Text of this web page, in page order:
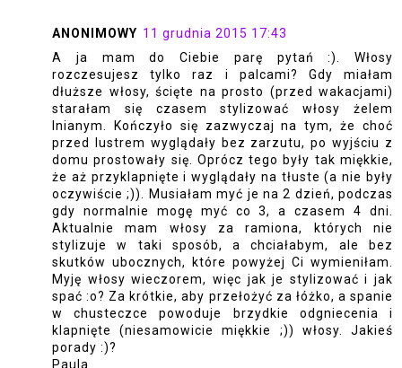
ANONIMOWY 11 grudnia 2015 17:43
A ja mam do Ciebie parę pytań :). Włosy
rozczesujesz tylko raz i palcami? Gdy miałam
dłuższe włosy, ścięte na prosto (przed wakacjami)
starałam się czasem stylizować włosy żelem
lnianym. Kończyło się zazwyczaj na tym, że choć
przed lustrem wyglądały bez zarzutu, po wyjściu z
domu prostowały się. Oprócz tego były tak miękkie,
że aż przyklapnięte i wyglądały na tłuste (a nie były
oczywiście ;)). Musiałam myć je na 2 dzień, podczas
gdy normalnie mogę myć co 3, a czasem 4 dni.
Aktualnie mam włosy za ramiona, których nie
stylizuje w taki sposób, a chciałabym, ale bez
skutków ubocznych, które powyżej Ci wymieniłam.
Myję włosy wieczorem, więc jak je stylizować i jak
spać :o? Za krótkie, aby przełożyć za łóżko, a spanie
w chusteczce powoduje brzydkie odgniecenia i
klapnięte (niesamowicie miękkie ;)) włosy. Jakieś
porady :)?
Paula